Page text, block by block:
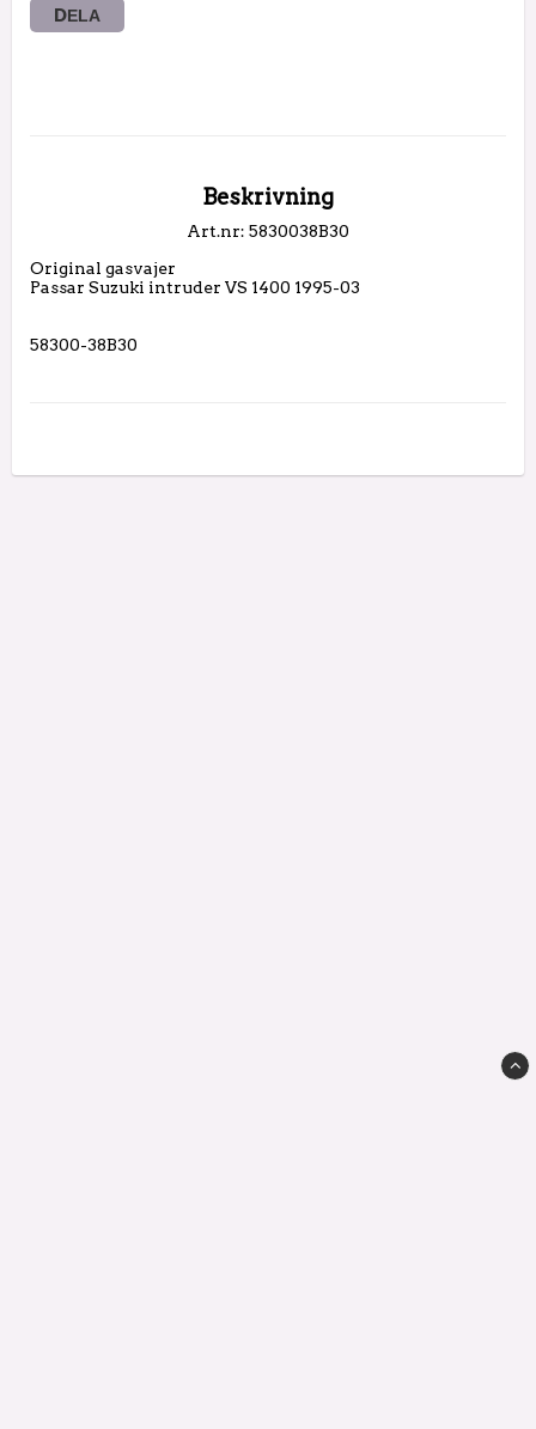
DELA
Beskrivning
Art.nr: 5830038B30
Original gasvajer
Passar Suzuki intruder VS 1400 1995-03
58300-38B30